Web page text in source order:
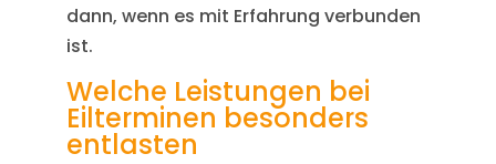
dann, wenn es mit Erfahrung verbunden
ist.
Welche Leistungen bei
Eilterminen besonders
entlasten